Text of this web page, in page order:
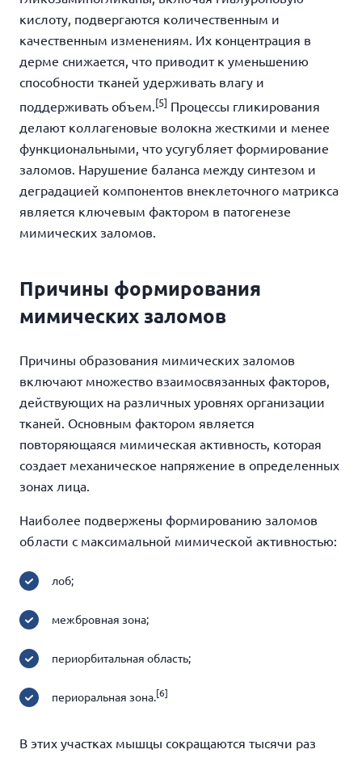
кислоту, подвергаются количественным и
качественным изменениям. Их концентрация в
дерме снижается, что приводит к уменьшению
способности тканей удерживать влагу и
поддерживать объем. [5] Процессы гликирования
делают коллагеновые волокна жесткими и менее
функциональными, что усугубляет формирование
заломов. Нарушение баланса между синтезом и
деградацией компонентов внеклеточного матрикса
является ключевым фактором в патогенезе
мимических заломов.
Причины формирования
мимических заломов
Причины образования мимических заломов
включают множество взаимосвязанных факторов,
действующих на различных уровнях организации
тканей. Основным фактором является
повторяющаяся мимическая активность, которая
создает механическое напряжение в определенных
зонах лица.
Наиболее подвержены формированию заломов
области с максимальной мимической активностью:
лоб;
межбровная зона;
периорбитальная область;
периоральная зона.[6]
В этих участках мышцы сокращаются тысячи раз